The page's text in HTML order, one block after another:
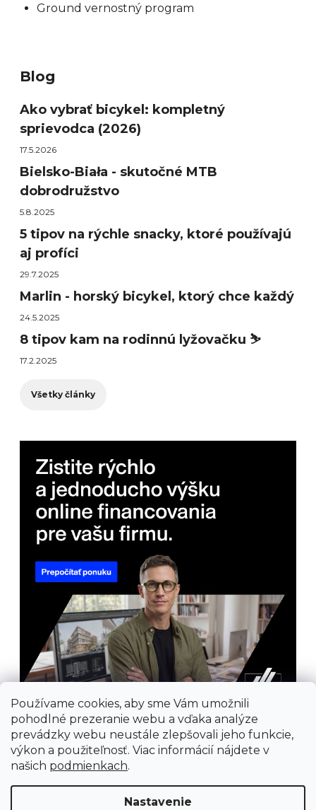
Používame cookies, aby sme Vám umožnili
pohodlné prezeranie webu a vďaka analýze
prevádzky webu neustále zlepšovali jeho funkcie,
výkon a použiteľnosť. Viac informácií nájdete v
našich podmienkach.
Nastavenie
Ground vernostný program
Blog
Ako vybrať bicykel: kompletný
sprievodca (2026)
17.5.2026
Bielsko-Biała - skutočné MTB
dobrodružstvo
5.8.2025
5 tipov na rýchle snacky, ktoré používajú
aj profíci
29.7.2025
Marlin - horský bicykel, ktorý chce každý
24.5.2025
8 tipov kam na rodinnú lyžovačku ⛷️
17.2.2025
Všetky články
Prijímame online platby